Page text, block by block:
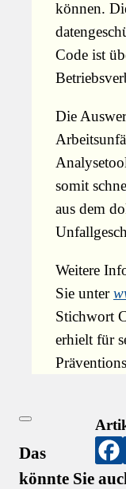
können.
Code ist
Die
somit
aus dem
Weitere
Sie unter
Stichwort
erhielt für
Close
Das
könnte Sie